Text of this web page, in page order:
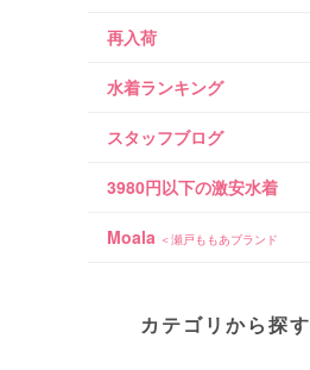
再入荷
水着ランキング
スタッフブログ
3980円以下の激安水着
Moala ＜瀬戸ももあブランド
カテゴリから探す